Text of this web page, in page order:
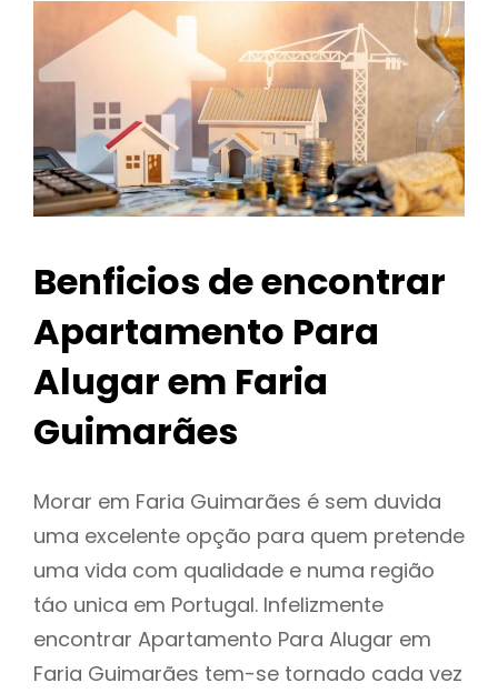
Benficios de encontrar
Apartamento Para
Alugar em Faria
Guimarães
Morar em Faria Guimarães é sem duvida
uma excelente opção para quem pretende
uma vida com qualidade e numa região
táo unica em Portugal. Infelizmente
encontrar Apartamento Para Alugar em
Faria Guimarães tem-se tornado cada vez